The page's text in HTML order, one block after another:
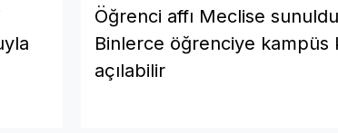
Öğrenci affı Meclise
Binlerce öğrenciye kampüs
açılabilir